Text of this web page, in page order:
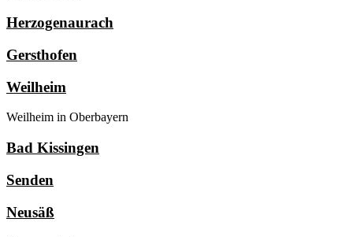
Herzogenaurach
Gersthofen
Weilheim
Weilheim in Oberbayern
Bad Kissingen
Senden
Neusäß